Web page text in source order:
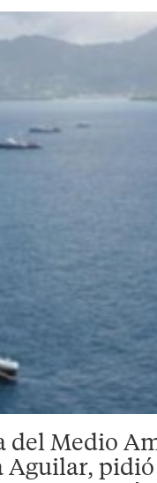
del Medio
Aguilar,